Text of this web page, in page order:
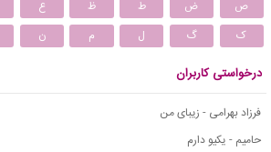
ص
ض ط ظ ع
ک
گ ل م ن
درخواستی کاربران
فرزاد بهرامی - زیبای من
حامیم - یکیو دارم